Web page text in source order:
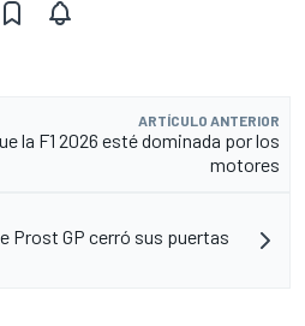
ARTÍCULO ANTERIOR
la F1 2026 esté dominada por los
motores
Prost GP cerró sus puertas